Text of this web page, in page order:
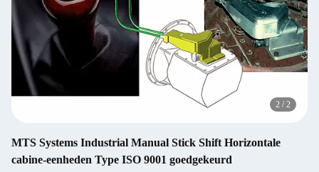
2 / 2
MTS Systems Industrial Manual Stick Shift Horizontale
cabine-eenheden Type ISO 9001 goedgekeurd